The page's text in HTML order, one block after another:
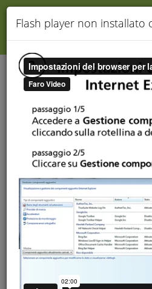
TERMINA
Flash player non installato
Gentile Utente, stai
Per continuare la Tua